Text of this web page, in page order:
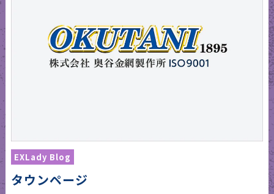
EXLady Blog
タウンページ